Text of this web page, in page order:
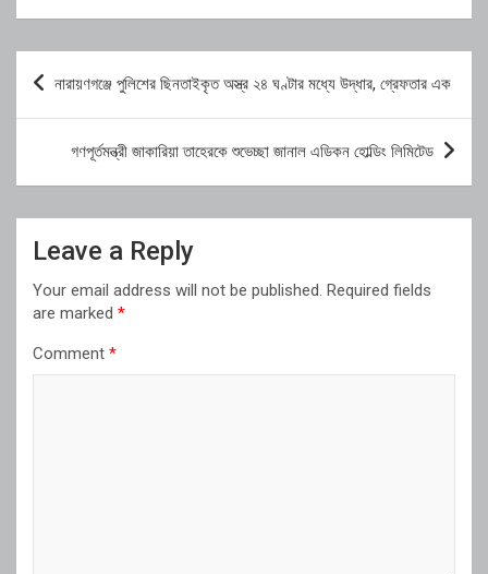
Post
navigation
নারায়ণগঞ্জে পুলিশের ছিনতাইকৃত অস্ত্র ২৪ ঘণ্টার মধ্যে উদ্ধার, গ্রেফতার এক
গণপূর্তমন্ত্রী জাকারিয়া তাহেরকে শুভেচ্ছা জানাল এডিকন হোল্ডিং লিমিটেড
Leave a Reply
Your email address will not be published. Required fields
are marked *
Comment *